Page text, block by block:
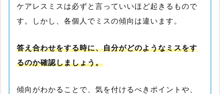
ケアレスミスは必ずと言っていいほど起きるもので
す。しかし、各個人でミスの傾向は違います。
答え合わせをする時に、自分がどのようなミスをす
るのか確認しましょう。
傾向がわかることで、気を付けるべきポイントや、